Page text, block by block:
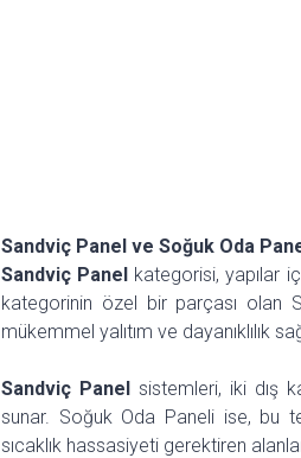
Sandviç Panel ve Soğuk Oda
Sandviç Panel kategorisi, yapılar
kategorinin özel bir parçası olan
mükemmel yalıtım ve dayanıklılık
Sandviç Panelsistemleri, iki dış
sunar. Soğuk Oda Paneli ise, bu
sıcaklık hassasiyeti gerektiren